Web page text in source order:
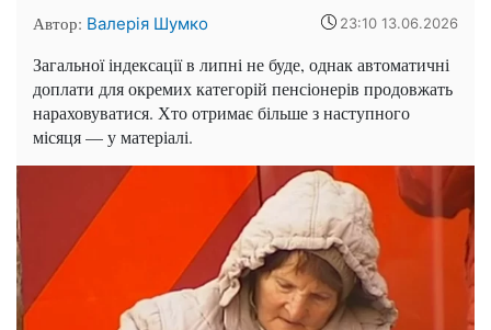
Автор: Валерія Шумко 23:10 13.06.2026
Загальної індексації в липні не буде, однак автоматичні
доплати для окремих категорій пенсіонерів продовжать
нараховуватися. Хто отримає більше з наступного
місяця — у матеріалі.